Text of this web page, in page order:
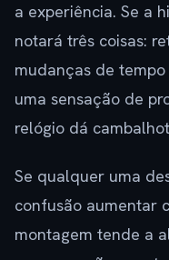
a experiência. Se a
notará três coisas:
mudanças de
uma sensação de
relógio dá
Se qualquer uma
confusão aumentar
montagem tende a